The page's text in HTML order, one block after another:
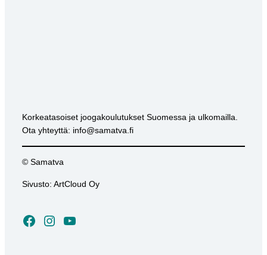
Korkeatasoiset joogakoulutukset Suomessa ja ulkomailla.
Ota yhteyttä: info@samatva.fi
© Samatva
Sivusto: ArtCloud Oy
Facebook
Instagram
YouTube